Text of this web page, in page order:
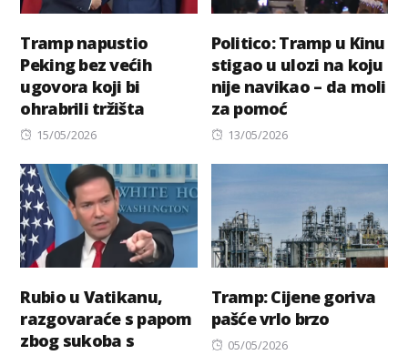
Tramp napustio
Peking bez većih
ugovora koji bi
ohrabrili tržišta
Posted
15/05/2026
Politico: Tramp u Kinu
stigao u ulozi na koju
nije navikao – da moli
za pomoć
Posted
13/05/2026
Rubio u Vatikanu,
razgovaraće s papom
zbog sukoba s
Tramp: Cijene goriva
pašće vrlo brzo
Posted
05/05/2026